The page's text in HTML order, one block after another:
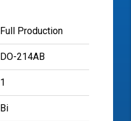
Full Production
DO-214AB
1
Bi